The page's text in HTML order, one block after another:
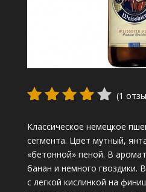
4.00из
5 на
основе
опроса
пользов
(1
Классическое немецкое
сегмента. Цвет мутный,
«бетонной» пеной. В
банан и немного гвоздики.
с легкой кислинкой на